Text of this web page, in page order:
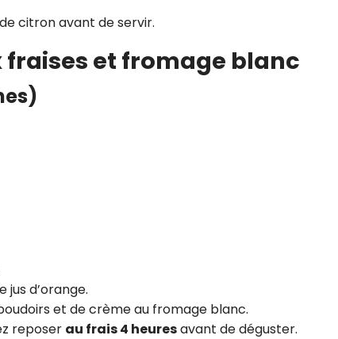
citron avant de servir.
et fromage blanc
d’orange.
et de crème au fromage blanc.
reposer au frais 4 heuresavant de déguster.